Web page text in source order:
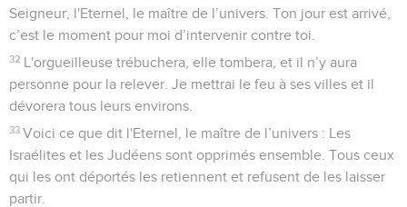
Seigneur, l'Eternel, le maître de l’univers. Ton jour est arrivé,
c’est le moment pour moi d’intervenir contre toi.
32 L'orgueilleuse trébuchera, elle tombera, et il n’y aura
personne pour la relever. Je mettrai le feu à ses villes et il
dévorera tous leurs environs.
33 Voici ce que dit l'Eternel, le maître de l’univers : Les
Israélites et les Judéens sont opprimés ensemble. Tous ceux
qui les ont déportés les retiennent et refusent de les laisser
partir.